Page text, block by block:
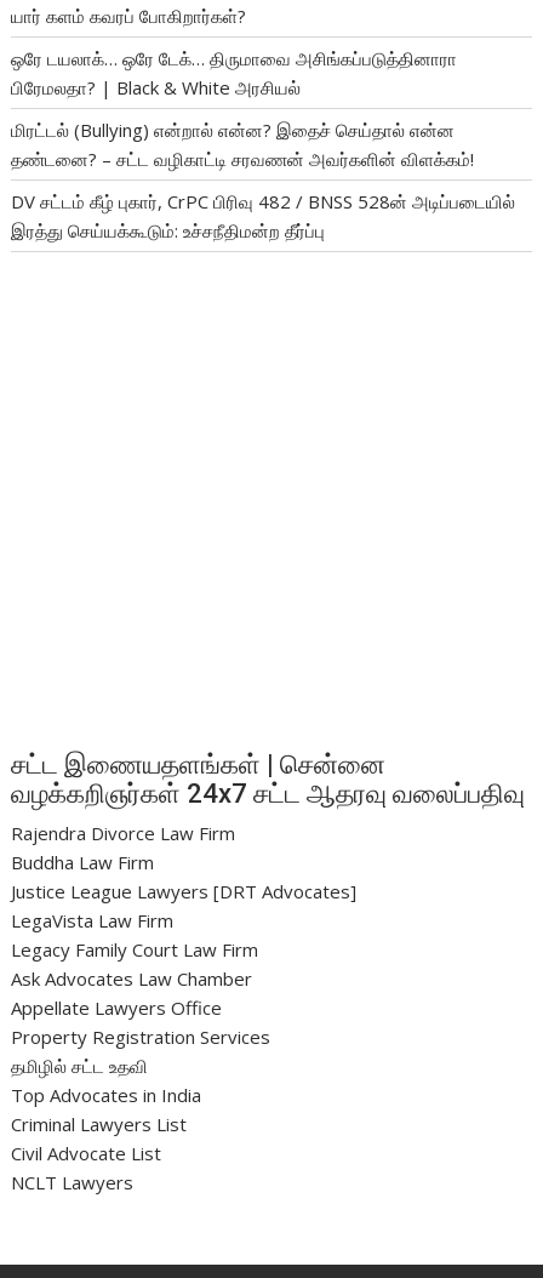
யார் களம் கவரப் போகிறார்கள்?
ஒரே டயலாக்… ஒரே டேக்… திருமாவை அசிங்கப்படுத்தினாரா
பிரேமலதா? | Black & White அரசியல்
மிரட்டல் (Bullying) என்றால் என்ன? இதைச் செய்தால் என்ன
தண்டனை? – சட்ட வழிகாட்டி சரவணன் அவர்களின் விளக்கம்!
DV சட்டம் கீழ் புகார், CrPC பிரிவு 482 / BNSS 528ன் அடிப்படையில்
இரத்து செய்யக்கூடும்: உச்சநீதிமன்ற தீர்ப்பு
சட்ட இணையதளங்கள் | சென்னை
வழக்கறிஞர்கள் 24x7 சட்ட ஆதரவு வலைப்பதிவு
Rajendra Divorce Law Firm
Buddha Law Firm
Justice League Lawyers [DRT Advocates]
LegaVista Law Firm
Legacy Family Court Law Firm
Ask Advocates Law Chamber
Appellate Lawyers Office
Property Registration Services
தமிழில் சட்ட உதவி
Top Advocates in India
Criminal Lawyers List
Civil Advocate List
NCLT Lawyers